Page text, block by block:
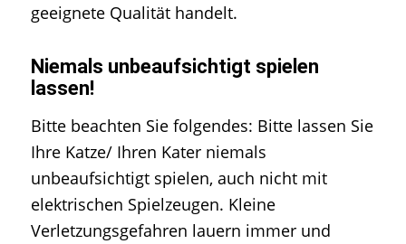
geeignete Qualität handelt.
Niemals unbeaufsichtigt spielen
lassen!
Bitte beachten Sie folgendes: Bitte lassen Sie
Ihre Katze/ Ihren Kater niemals
unbeaufsichtigt spielen, auch nicht mit
elektrischen Spielzeugen. Kleine
Verletzungsgefahren lauern immer und